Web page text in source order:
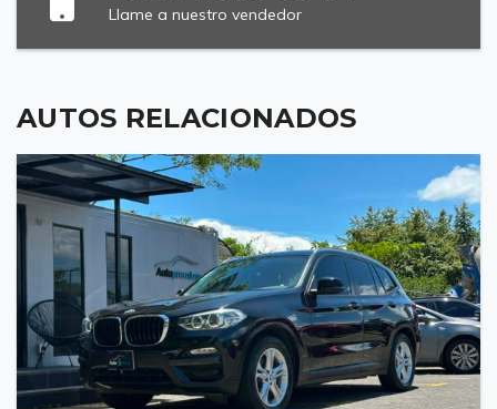
Llame a nuestro vendedor
AUTOS RELACIONADOS